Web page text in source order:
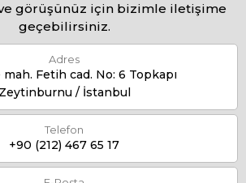
görüşünüz için bizimle iletişime
geçebilirsiniz.
Adres
Fetih cad. No: 6 Topkapı
Zeytinburnu / İstanbul
Telefon
+90 (212) 467 65 17